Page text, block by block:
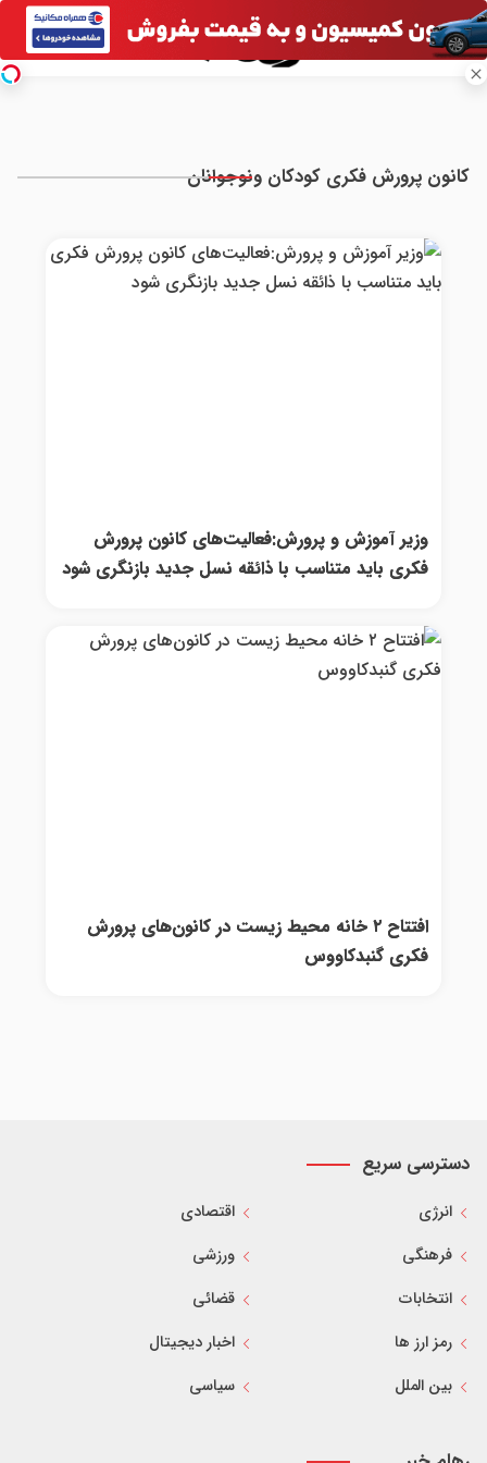
کانون پرورش فکری کودکان ونوجوانان
وزیر آموزش و پرورش:فعالیت‌های کانون پرورش
فکری باید متناسب با ذائقه نسل جدید بازنگری شود
افتتاح ۲ خانه محیط زیست در کانون‌های پرورش
فکری گنبدکاووس
دسترسی سریع
انرژی
اقتصادی
فرهنگی
ورزشی
انتخابات
قضائی
رمز ارز ها
اخبار دیجیتال
بین الملل
سیاسی